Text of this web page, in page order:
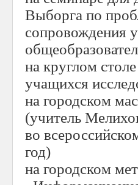
Выборга по
сопровождения
на круглом
учащихся
на городском
(учитель
во
год)
на городском